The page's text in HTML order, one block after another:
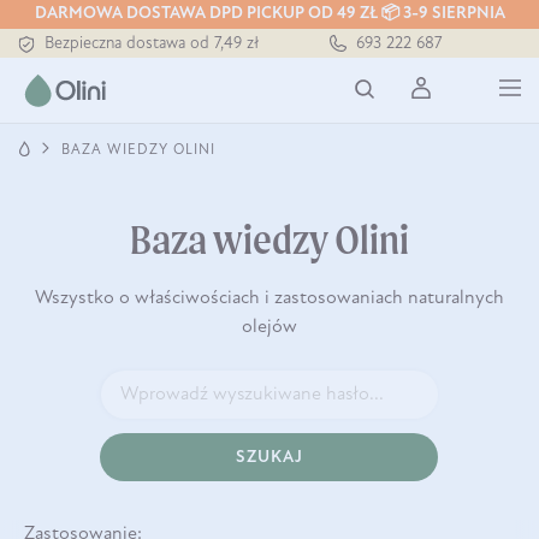
DARMOWA DOSTAWA DPD PICKUP OD 49 ZŁ 📦 3-9 SIERPNIA
Bezpieczna dostawa od 7,49 zł
Darmowa dostawa od 199 zł
Tłoczony zawsze na zimno
693 222 687
BAZA WIEDZY OLINI
Baza wiedzy Olini
Wszystko o właściwościach i zastosowaniach naturalnych
olejów
SZUKAJ
Zastosowanie: